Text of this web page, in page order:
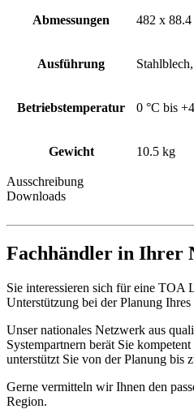
Abmessungen 482 x
Ausführung
Betriebstemperatur 0 °C bis
Gewicht 10.5 kg
Ausschreibung
Downloads
Fachhändler in Ihrer
Sie interessieren sich für eine TOA
Unterstützung bei der Planung Ihres
Unser nationales Netzwerk aus
Systempartnern berät Sie
unterstützt Sie von der Planung bis
Gerne vermitteln wir Ihnen den
Region.